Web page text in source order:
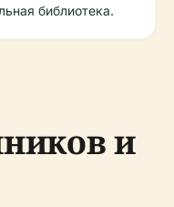
библиотека.
и